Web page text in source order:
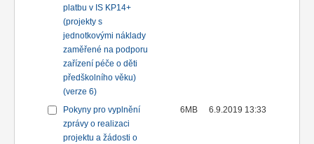
platbu v IS KP14+
(projekty s
jednotkovými náklady
zaměřené na podporu
zařízení péče o děti
předškolního věku)
(verze 6)
Pokyny pro vyplnění
zprávy o realizaci
projektu a žádosti o
6MB 6.9.2019 13:33